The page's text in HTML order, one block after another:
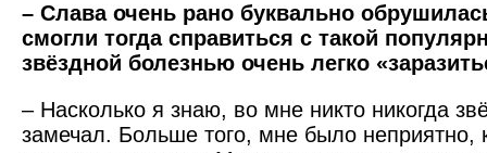
– Слава очень рано буквально
смогли тогда справиться с такой
звёздной болезнью очень легко
– Насколько я знаю, во мне никто никогда
замечал. Больше того, мне было неприятно,